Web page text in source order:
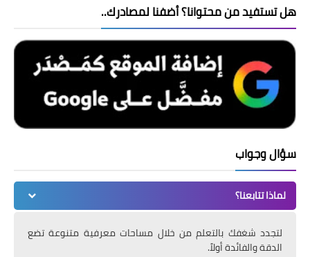
هل تستفيد من محتوانا؟ أضفنا لمصادرك..
سؤال وجواب
لماذا تتابعنا؟
لتجدد شغفك بالتعلم من خلال مساحات معرفية متنوعة تضع
الدقة والفائدة أولاً.